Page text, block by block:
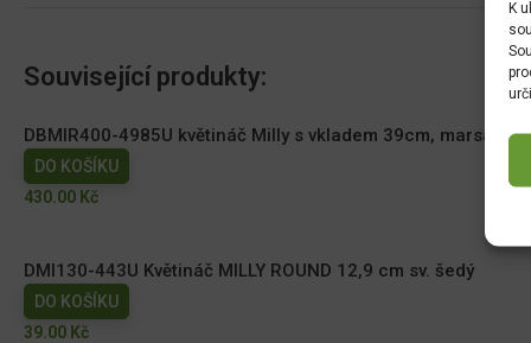
K
Související produkty:
DBMIR400-4985U květináč Milly s vkladem 39cm, marsala
DO KOŠÍKU
430.00 Kč
DMI130-443U Květináč MILLY ROUND 12,9 cm sv. šedý
DO KOŠÍKU
39.00 Kč